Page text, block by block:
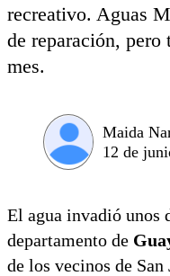
recreativo. Aguas
de reparación,
mes.
Maida
12 de
El agua invadió unos
departamento de
de los vecinos de